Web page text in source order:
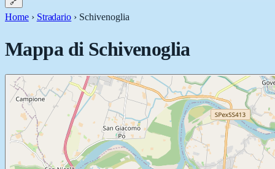
Home › Stradario › Schivenoglia
Mappa di Schivenoglia